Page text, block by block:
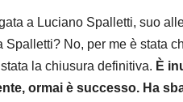
a Luciano Spalletti, suo
Spalletti? No, per me è stata
la chiusura definitiva. È
ormai è successo. Ha